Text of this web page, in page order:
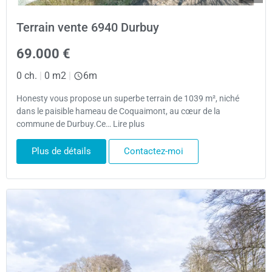
Terrain vente 6940 Durbuy
69.000 €
0 ch. 0 m2 6m
Honesty vous propose un superbe terrain de 1039 m², niché
dans le paisible hameau de Coquaimont, au cœur de la
commune de Durbuy.Ce… Lire plus
Plus de détails Contactez-moi